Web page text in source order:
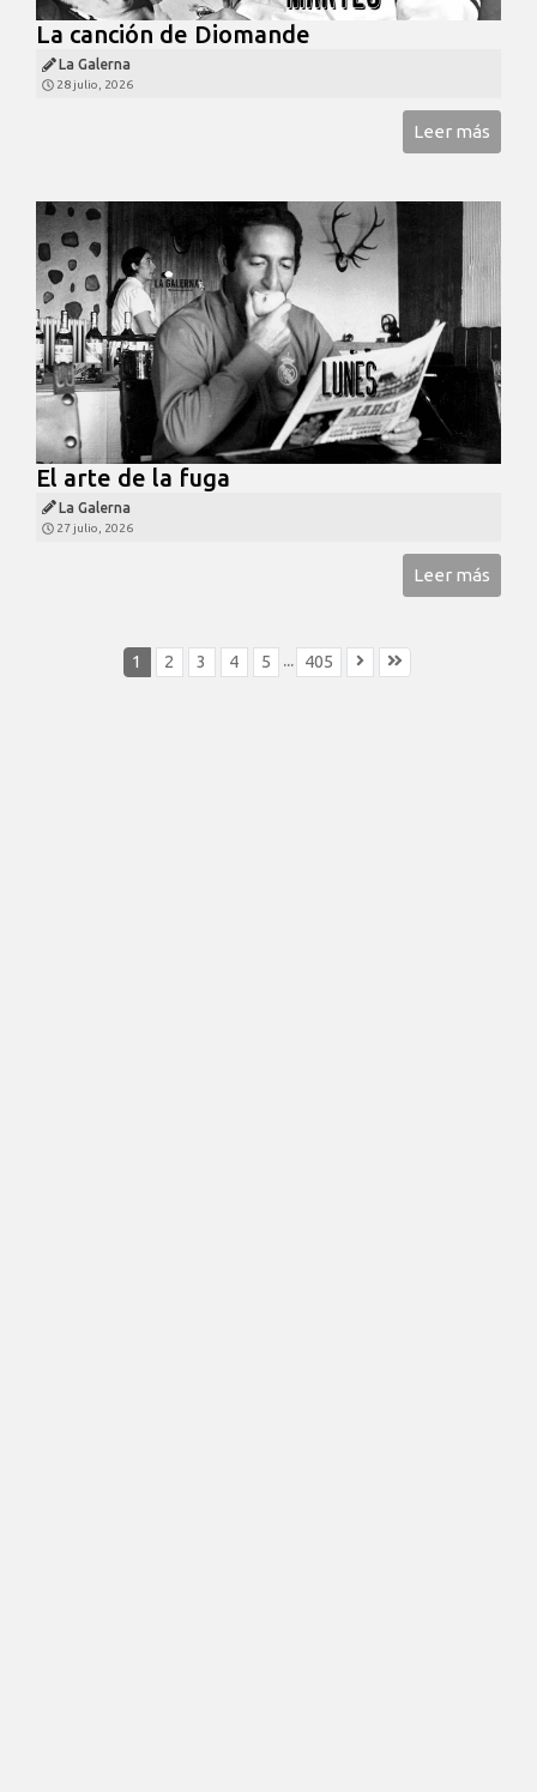
La canción de Diomande
La Galerna
28 julio, 2026
Leer más
El arte de la fuga
La Galerna
27 julio, 2026
Leer más
1 2 3 4 5 405